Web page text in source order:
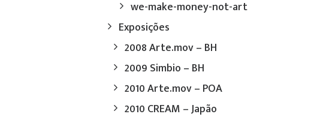
we-make-money-not-art
Exposições
2008 Arte.mov – BH
2009 Simbio – BH
2010 Arte.mov – POA
2010 CREAM – Japão